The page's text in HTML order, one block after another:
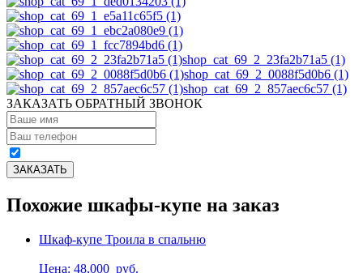
shop_cat_69_2_23fa2b71a5 (1)
shop_cat_69_2_0088f5d0b6 (1)
shop_cat_69_2_857aec6c57 (1)
ЗАКАЗАТЬ ОБРАТНЫЙ ЗВОНОК
Похожие шкафы-купе на заказ
Шкаф-купе Троила в спальню
Цена: 48,000 руб.